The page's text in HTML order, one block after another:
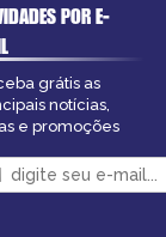
POR E-
grátis as
notícias,
e promoções